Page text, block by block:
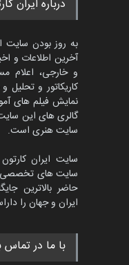
درباره ایران
به روز بودن سایت
آخرین اطلاعات و
و خارجی، اعلام
کاریکاتور و تحلیل
نمایش فیلم های
گالری های این
سایت هنری است.
سایت ایران
سایت های تخصصی
حاضر بالاترین
ایران و جهان را
با ما در تماس